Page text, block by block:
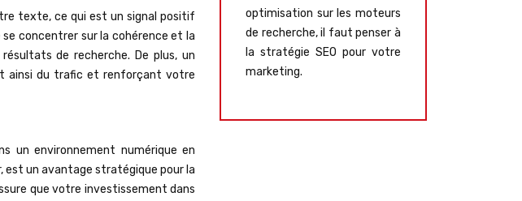
texte, ce qui est un signal positif
concentrer sur la cohérence et la
de recherche. De plus, un
ainsi du trafic et renforçant votre
un environnement numérique en
est un avantage stratégique pour la
que votre investissement dans
optimisation sur les moteurs
de recherche, il faut penser à
la stratégie SEO pour votre
marketing.